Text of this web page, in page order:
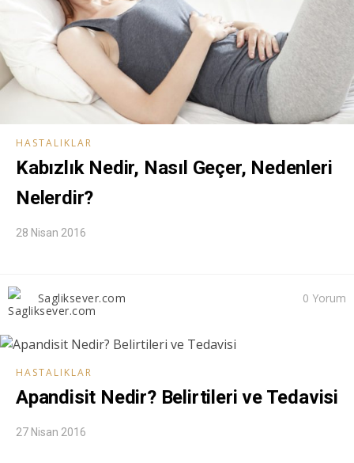
HASTALIKLAR
Kabızlık Nedir, Nasıl Geçer, Nedenleri
Nelerdir?
28 Nisan 2016
Sagliksever.com 0 Yorum
HASTALIKLAR
Apandisit Nedir? Belirtileri ve Tedavisi
27 Nisan 2016